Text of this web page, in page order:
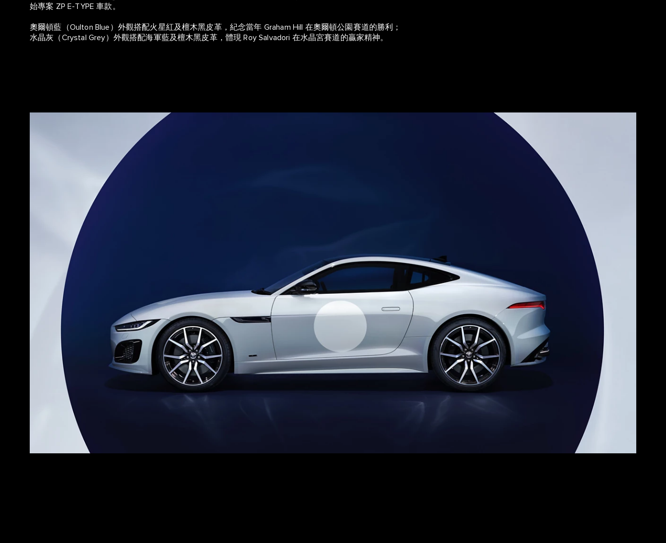
始專案 ZP E-TYPE 車款。
奧爾頓藍（Oulton Blue）外觀搭配火星紅及檀木黑皮革，紀念當年 Graham Hill 在奧爾頓公園賽道的勝利；
水晶灰（Crystal Grey）外觀搭配海軍藍及檀木黑皮革，體現 Roy Salvadori 在水晶宮賽道的贏家精神。